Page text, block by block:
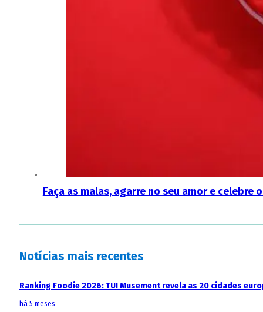
Faça as malas, agarre no seu amor e celebre
Notícias mais recentes
Ranking Foodie 2026: TUI Musement revela as 20 cidades
há 5 meses